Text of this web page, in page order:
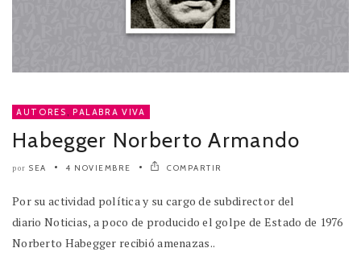
AUTORES , PALABRA VIVA
Habegger Norberto Armando
por SEA 4 NOVIEMBRE COMPARTIR
Por su actividad política y su cargo de subdirector del
diario Noticias, a poco de producido el golpe de Estado de 1976
Norberto Habegger recibió amenazas..